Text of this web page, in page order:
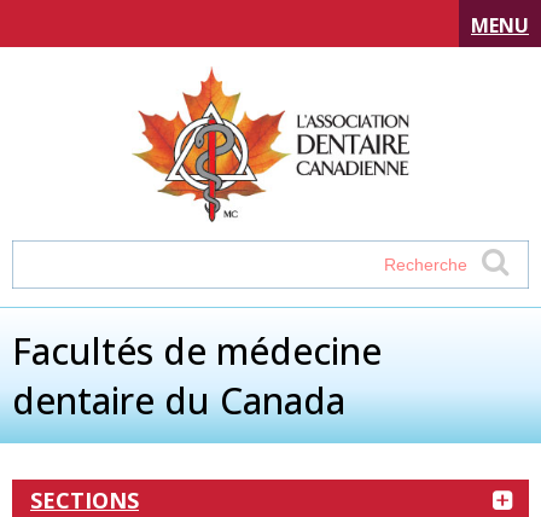
MENU
Facultés de médecine
dentaire du Canada
SECTIONS